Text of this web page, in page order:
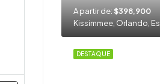
A partir de: $398,900
Kissimmee, Orlando,
DESTAQUE